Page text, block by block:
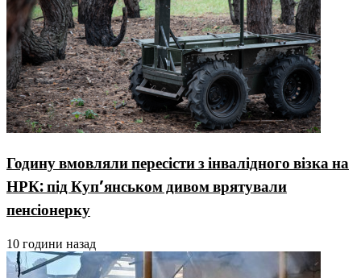
Годину вмовляли пересісти з інвалідного візка на
НРК: під Куп’янськом дивом врятували
пенсіонерку
10 години назад